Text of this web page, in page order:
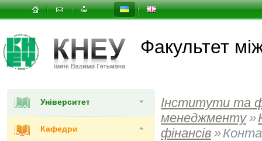
Факультет
Університет
Кафедри
Інститути та
менеджменту »
фінансів »